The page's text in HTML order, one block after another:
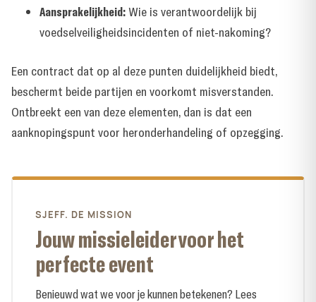
Aansprakelijkheid:Wie is verantwoordelijk bij
voedselveiligheidsincidenten of niet-nakoming?
Een contract dat op al deze punten duidelijkheid biedt,
beschermt beide partijen en voorkomt misverstanden.
Ontbreekt een van deze elementen, dan is dat een
aanknopingspunt voor heronderhandeling of opzegging.
SJEFF. DE MISSION
Jouw missieleider voor het
perfecte event
Benieuwd wat we voor je kunnen betekenen? Lees